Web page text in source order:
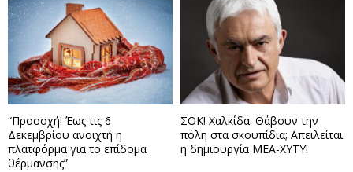
“Προσοχή! Έως τις 6
Δεκεμβρίου ανοιχτή η
πλατφόρμα για το επίδομα
θέρμανσης”
ΣΟΚ! Χαλκίδα: Θάβουν την
πόλη στα σκουπίδια; Απειλείται
η δημιουργία ΜΕΑ-ΧΥΤΥ!